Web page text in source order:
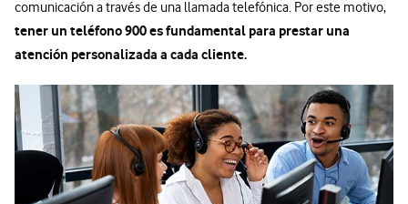
comunicación a través de una llamada telefónica. Por este motivo,
tener un teléfono 900 es fundamental para prestar una
atención personalizada a cada cliente.